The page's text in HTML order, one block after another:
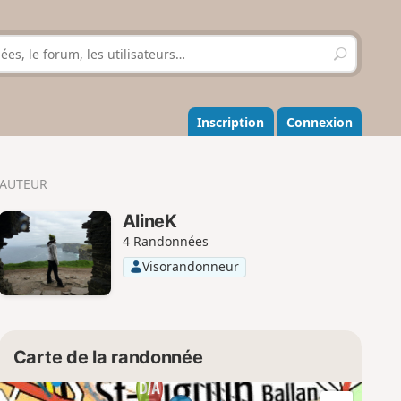
R
e
h
e
r
r
Inscription Connexion
AUTEUR
AlineK
4 Randonnées
Visorandonneur
Carte de la randonnée